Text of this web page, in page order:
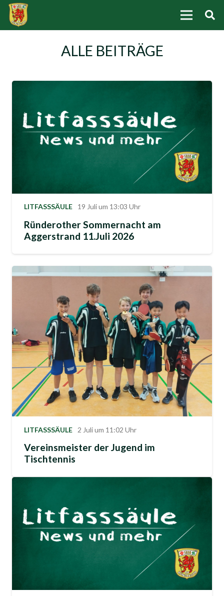
ALLE BEITRÄGE
LITFASSSÄULE 19 Juli um 13:03 Uhr
Ründerother Sommernacht am
Aggerstrand 11.Juli 2026
LITFASSSÄULE 2 Juli um 11:02 Uhr
Vereinsmeister der Jugend im
Tischtennis